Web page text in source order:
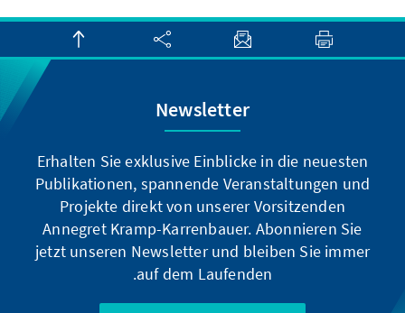
Newsletter
Erhalten Sie exklusive Einblicke in die neuesten
Publikationen, spannende Veranstaltungen und
Projekte direkt von unserer Vorsitzenden
Annegret Kramp-Karrenbauer. Abonnieren Sie
jetzt unseren Newsletter und bleiben Sie immer
auf dem Laufenden.